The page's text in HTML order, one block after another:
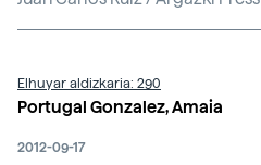
Elhuyar aldizkaria: 290
Portugal Gonzalez, Amaia
2012-09-17